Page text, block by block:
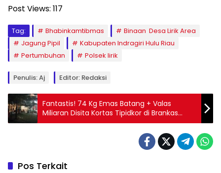
Post Views: 117
Tag: Bhabinkamtibmas
Binaan Desa Lirik Area
Jagung Pipil
Kabupaten Indragiri Hulu Riau
Pertumbuhan
Polsek lirik
Penulis: Aj Editor: Redaksi
Fantastis! 74 Kg Emas Batang + Valas
Miliaran Disita Kortas Tipidkor di Brankas
Sentul
Pos Terkait